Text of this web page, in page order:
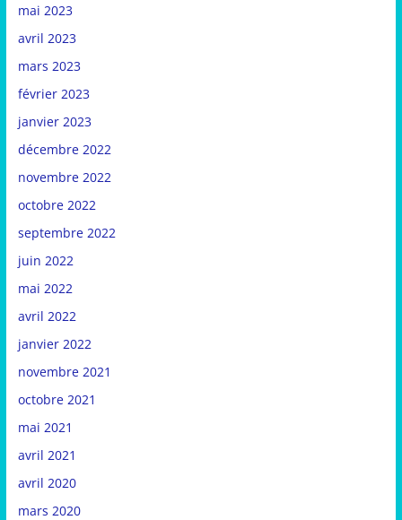
mai 2023
avril 2023
mars 2023
février 2023
janvier 2023
décembre 2022
novembre 2022
octobre 2022
septembre 2022
juin 2022
mai 2022
avril 2022
janvier 2022
novembre 2021
octobre 2021
mai 2021
avril 2021
avril 2020
mars 2020